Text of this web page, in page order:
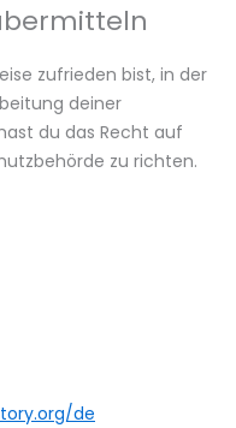
zufrieden bist, in der
deiner
du das Recht auf
zu richten.
de